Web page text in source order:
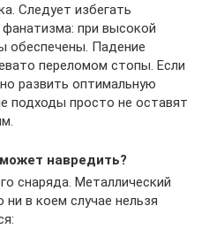
Следует избегать
при высокой
обеспечены. Падение
переломом стопы. Если
развить оптимальную
подходы просто не оставят
навредить?
снаряда. Металлический
ни в коем случае нельзя